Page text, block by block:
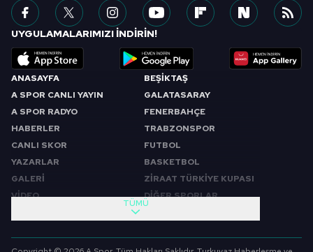
ANASAYFA
A SPOR CANLI YAYIN
A SPOR RADYO
HABERLER
CANLI SKOR
YAZARLAR
GALERİ
VİDEO
BEŞİKTAŞ
GALATASARAY
FENERBAHÇE
TRABZONSPOR
FUTBOL
BASKETBOL
ZİRAAT TÜRKİYE KUPASI
DİĞER SPORLAR
SABAH SPORU
FUTBOL
TÜMÜ
UYGULAMALARIMIZI İNDİRİN!